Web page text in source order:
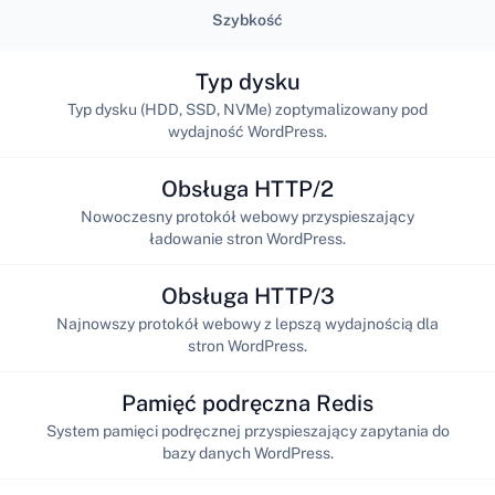
Szybkość
Typ dysku
Typ dysku (HDD, SSD, NVMe) zoptymalizowany pod
wydajność WordPress.
Obsługa HTTP/2
Nowoczesny protokół webowy przyspieszający
ładowanie stron WordPress.
Obsługa HTTP/3
Najnowszy protokół webowy z lepszą wydajnością dla
stron WordPress.
Pamięć podręczna Redis
System pamięci podręcznej przyspieszający zapytania do
bazy danych WordPress.